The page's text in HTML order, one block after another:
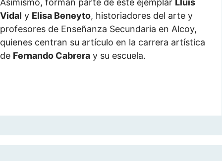
Asimismo, forman parte de este ejemplar Lluís
Vidal y Elisa Beneyto, historiadores del arte y
profesores de Enseñanza Secundaria en Alcoy,
quienes centran su artículo en la carrera artística
de Fernando Cabrera y su escuela.